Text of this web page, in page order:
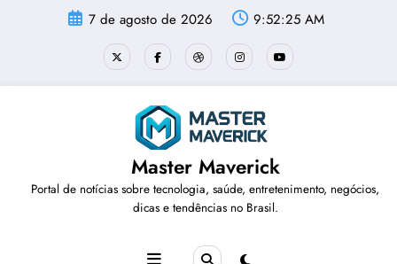
7 de agosto de 2026 9:52:26 AM
Master Maverick
Portal de notícias sobre tecnologia, saúde, entretenimento, negócios,
dicas e tendências no Brasil.